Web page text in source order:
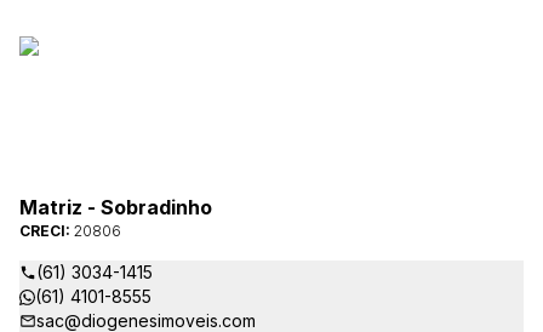
Matriz - Sobradinho
CRECI: 20806
(61) 3034-1415
(61) 4101-8555
sac@diogenesimoveis.com